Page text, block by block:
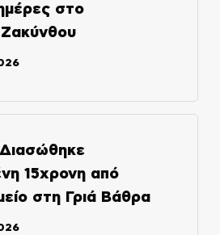
στο
15χρονη από
στη Γριά Βάθρα